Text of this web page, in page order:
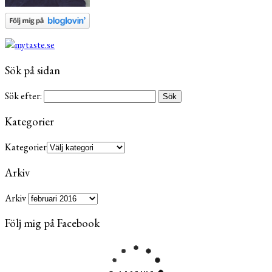
Sök på sidan
Sök efter:
Kategorier
Kategorier
Arkiv
Arkiv
Följ mig på Facebook